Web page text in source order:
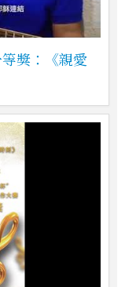
獎：《親愛